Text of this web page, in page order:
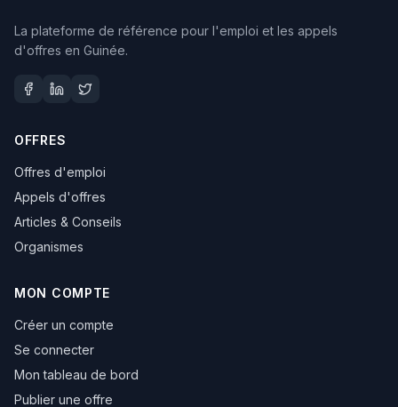
La plateforme de référence pour l'emploi et les appels
d'offres en Guinée.
OFFRES
Offres d'emploi
Appels d'offres
Articles & Conseils
Organismes
MON COMPTE
Créer un compte
Se connecter
Mon tableau de bord
Publier une offre